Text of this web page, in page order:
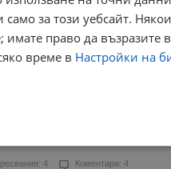
платено кръводаряване в
4 Коментари: 4
за този уебсайт.
имате право да възразите в
време в Настройки на
Ефективност